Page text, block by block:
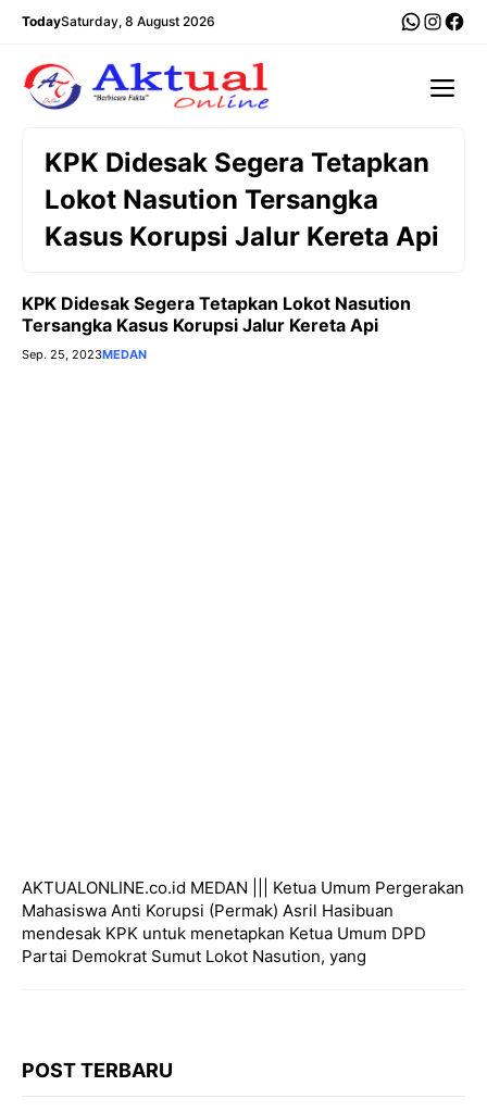
Langsung
TodaySaturday, 8 August 2026
KPK Didesak Segera Tetapkan
Lokot Nasution Tersangka
Kasus Korupsi Jalur Kereta Api
KPK Didesak Segera Tetapkan Lokot Nasution
Tersangka Kasus Korupsi Jalur Kereta Api
Sep. 25, 2023MEDAN
AKTUALONLINE.co.id MEDAN ||| Ketua Umum Pergerakan
Mahasiswa Anti Korupsi (Permak) Asril Hasibuan
mendesak KPK untuk menetapkan Ketua Umum DPD
Partai Demokrat Sumut Lokot Nasution, yang
POST TERBARU